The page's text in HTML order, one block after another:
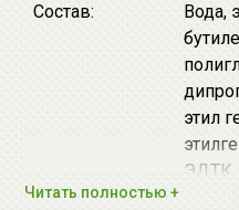
мягкими движениями,
средство в кожу, дайте
Меры
• Только для
строго по назначению.
• Не использовать на
• Избегать попадания
попадании тщательно
Состав:
Вода,
этил
ЭДТК.
Читать полностью +